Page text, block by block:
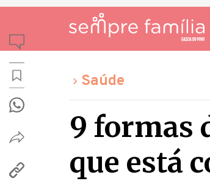
Saúde
9 formas
que está